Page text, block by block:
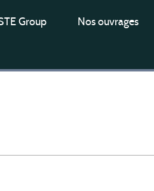
Group Nos ouvrages